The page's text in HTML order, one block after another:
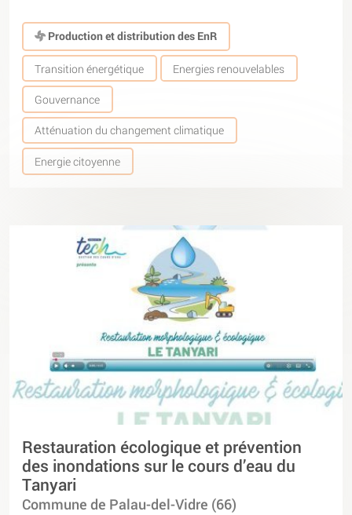
Production et distribution des EnR
Transition énergétique Energies renouvelables
Gouvernance
Atténuation du changement climatique
Energie citoyenne
Restauration écologique et prévention
des inondations sur le cours d’eau du
Tanyari
Commune de Palau-del-Vidre (66)